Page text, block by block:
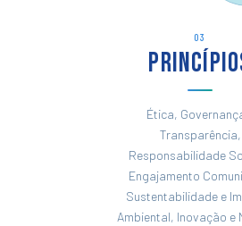
03
Ética,
Transparência,
Responsabilidade
Engajamento
Sustentabilidade e
Ambiental, Inovação e